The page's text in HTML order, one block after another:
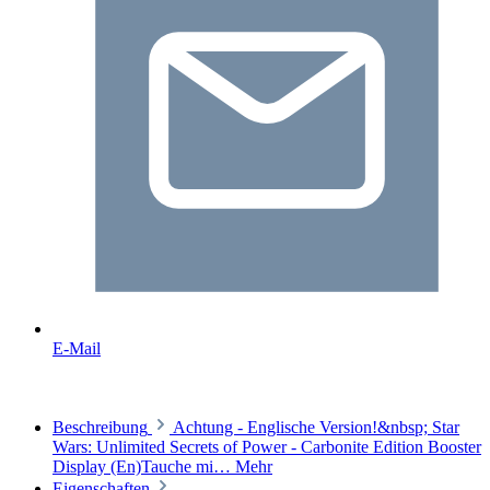
E-Mail
Beschreibung
Achtung - Englische Version!&nbsp; Star
Wars: Unlimited Secrets of Power - Carbonite Edition Booster
Display (En)Tauche mi… Mehr